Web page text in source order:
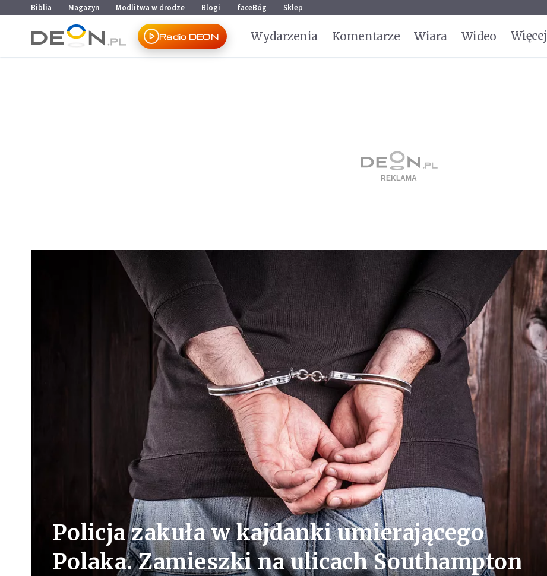
Przejdź do menu głównego
Przejdź do treści
Biblia Magazyn Modlitwa w drodze Blogi faceBóg Sklep
Radio DEON Wydarzenia Komentarze Wiara Wideo Więcej
Policja zakuła w kajdanki umierającego
Polaka. Zamieszki na ulicach Southampton